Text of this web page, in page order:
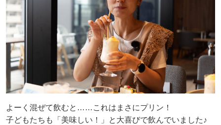
よーく混ぜて飲むと……これはまさにプリン！
子どもたちも「美味しい！」と大喜びで飲んでいました♪